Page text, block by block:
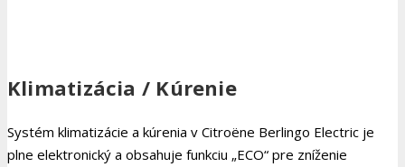
Klimatizácia / Kúrenie
Systém klimatizácie a kúrenia v Citroëne Berlingo Electric je
plne elektronický a obsahuje funkciu „ECO“ pre zníženie